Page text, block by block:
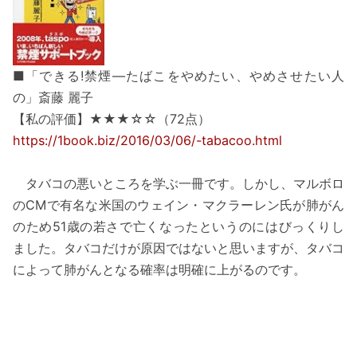
■「できる!禁煙―たばこをやめたい、やめさせたい人
の」斎藤 麗子
【私の評価】★★★☆☆（72点）
https://1book.biz/2016/03/06/-tabacoo.html
タバコの悪いところを学ぶ一冊です。しかし、マルボロ
のCMで有名な米国のウェイン・マクラーレン氏が肺がん
のため51歳の若さで亡くなったというのにはびっくりし
ました。タバコだけが原因ではないと思いますが、タバコ
によって肺がんとなる確率は明確に上がるのです。